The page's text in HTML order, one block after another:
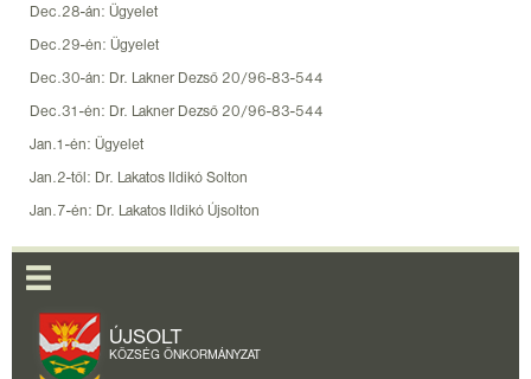
Dec.28-án: Ügyelet
Dec.29-én: Ügyelet
Dec.30-án: Dr. Lakner Dezső 20/96-83-544
Dec.31-én: Dr. Lakner Dezső 20/96-83-544
Jan.1-én: Ügyelet
Jan.2-től: Dr. Lakatos Ildikó Solton
Jan.7-én: Dr. Lakatos Ildikó Újsolton
ÚJSOLT
KÖZSÉG ÖNKORMÁNYZAT